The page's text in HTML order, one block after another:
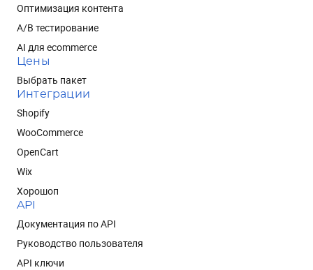
Оптимизация контента
A/B тестирование
AI для ecommerce
Цены
Выбрать пакет
Интеграции
Shopify
WooCommerce
OpenCart
Wix
Хорошоп
API
Документация по API
Руководство пользователя
API ключи